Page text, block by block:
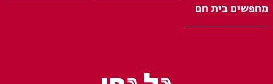
מחפשים בית חם